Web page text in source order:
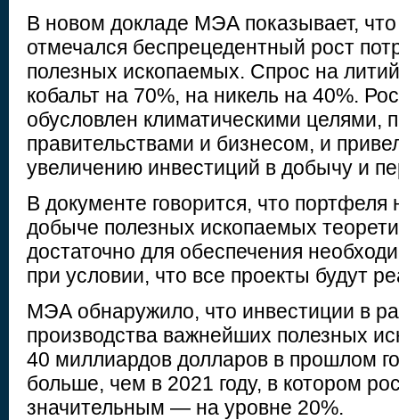
В новом докладе МЭА показывает, что
отмечался беспрецедентный рост
полезных ископаемых. Спрос на
кобальт на 70%, на никель на 40%.
обусловлен климатическими целями,
правительствами и бизнесом, и
увеличению инвестиций в добычу и
В документе говорится, что портфеля
добыче полезных ископаемых
достаточно для обеспечения
при условии, что все проекты будут
МЭА обнаружило, что инвестиции в
производства важнейших полезных
40 миллиардов долларов в прошлом
больше, чем в 2021 году, в котором
значительным — на уровне 20%.